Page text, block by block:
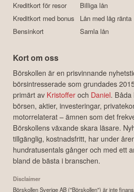
Kreditkort för resor
Kreditkort med bonus
Bensinkort
Billiga lån
Lån med låg ränta
Samla lån
Kort om oss
Börskollen är en prisvinnande
börsintresserade som grundades
primärt av Kristofferoch Daniel. Båda
börsen, aktier, investeringar,
motorrelaterat – ämnen som det
Börskollens växande skara läsare.
tillgänglig, kostnadsfritt, har under
hundratusentals gånger och med ett
bland de bästa i branschen.
Disclaimer
Börskollen Sverige AB ("Börskollen") är inte